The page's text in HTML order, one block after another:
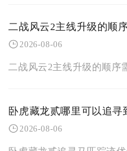
2026-08-06
2026-08-06